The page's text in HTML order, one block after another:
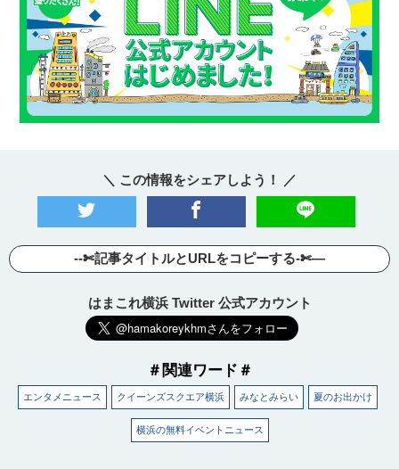
＼ この情報をシェアしよう！ ／
--✄記事タイトルとURLをコピーする-✄—
はまこれ横浜 Twitter 公式アカウント
＃関連ワード＃
エンタメニュース クイーンズスクエア横浜 みなとみらい 夏のお出かけ
横浜の無料イベントニュース